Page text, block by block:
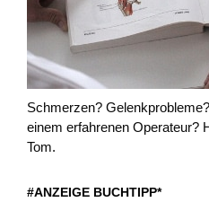
Schmerzen?
einem erfahrenen Operateur?
Tom.
#ANZEIGE BUCHTIPP*